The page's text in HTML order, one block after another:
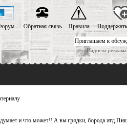
Приглашаем к
Надоела
Обратная связь Правила
и что может!! А вы грядки, борода